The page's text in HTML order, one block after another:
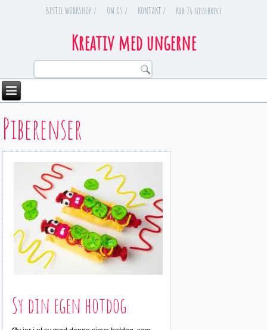
BESTIL WORKSHOP / OM OS / KONTAKT / Køb 24 nissebreve
Kreativ med ungerne
Piberenser
Sy din egen hotdog